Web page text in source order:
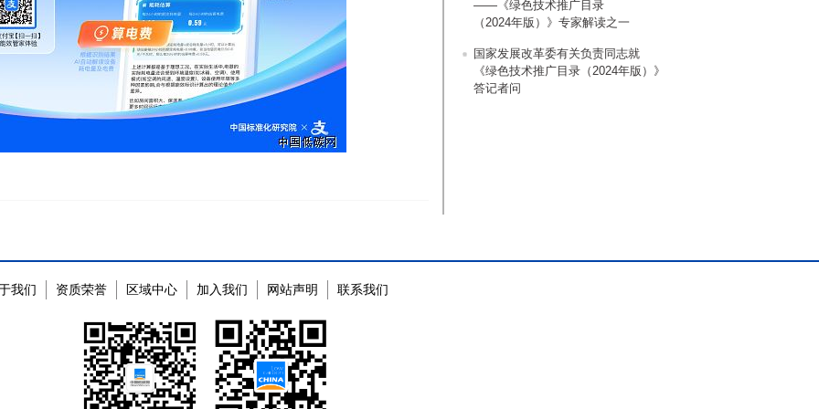
——《绿色技术推广目录
（2024年版）》专家解读之一
国家发展改革委有关负责同志就
《绿色技术推广目录（2024年版）》
答记者问
我们 资质荣誉 区域中心 加入我们 网站声明 联系我们